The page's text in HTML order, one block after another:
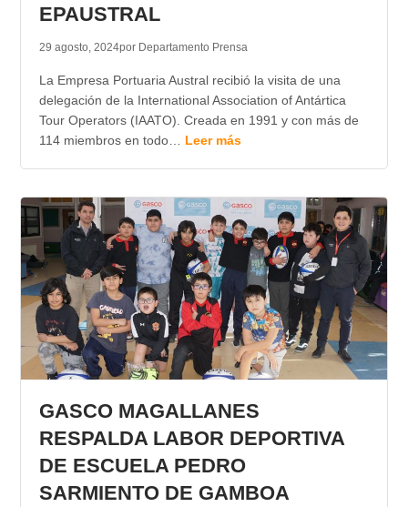
EPAUSTRAL
29 agosto, 2024por Departamento Prensa
La Empresa Portuaria Austral recibió la visita de una
delegación de la International Association of Antártica
Tour Operators (IAATO). Creada en 1991 y con más de
114 miembros en todo… Leer más
GASCO MAGALLANES
RESPALDA LABOR DEPORTIVA
DE ESCUELA PEDRO
SARMIENTO DE GAMBOA